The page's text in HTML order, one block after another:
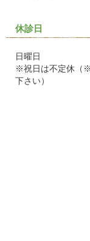
休診日
日曜日
※祝日は不定休（
下さい）